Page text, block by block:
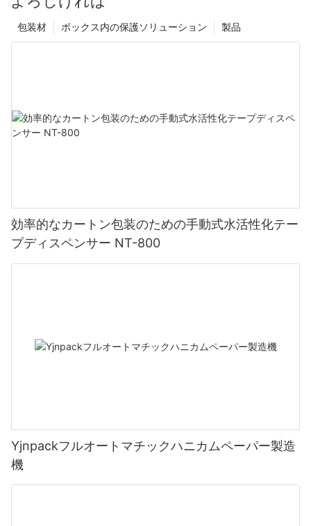
製品
ボックス内の保護ソリューション
包装材
効率的なカートン包装のための手動式水活性化テー
プディスペンサー NT-800
Yjnpackフルオートマチックハニカムペーパー製造
機